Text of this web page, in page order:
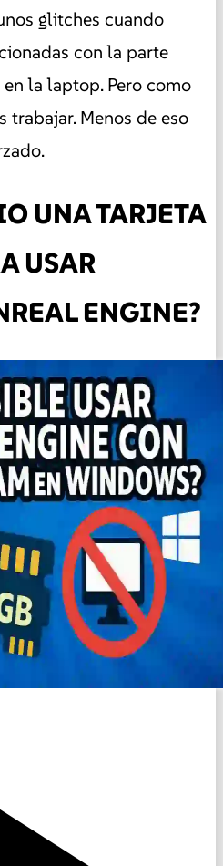
glitches cuando
con la parte
la laptop. Pero como
trabajar. Menos de eso
UNA TARJETA
USAR
ENGINE?